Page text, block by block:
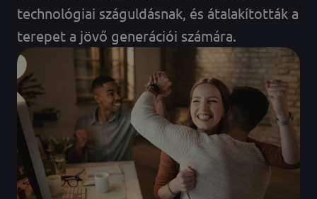
technológiai száguldásnak, és átalakították a
terepet a jövő generációi számára.